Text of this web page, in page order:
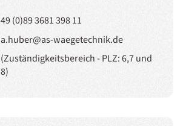
49 (0)89 3681 398 11
a.huber@as-waegetechnik.de
(Zuständigkeitsbereich - PLZ: 6,7 und
8)